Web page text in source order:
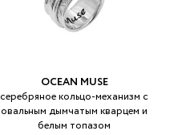
OCEAN MUSE
серебряное кольцо-механизм с
овальным дымчатым кварцем и
белым топазом